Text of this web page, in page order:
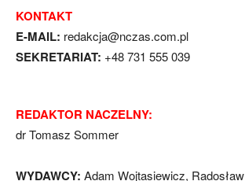
KONTAKT
E-MAIL: redakcja@nczas.com.pl
SEKRETARIAT: +48 731 555 039
REDAKTOR NACZELNY:
dr Tomasz Sommer
WYDAWCY: Adam Wojtasiewicz,